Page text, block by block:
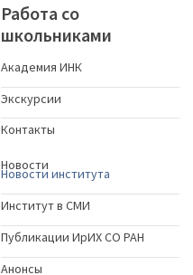
Работа со
школьниками
Академия ИНК
Экскурсии
Контакты
Новости
Новости института
Институт в СМИ
Публикации ИрИХ СО РАН
Анонсы